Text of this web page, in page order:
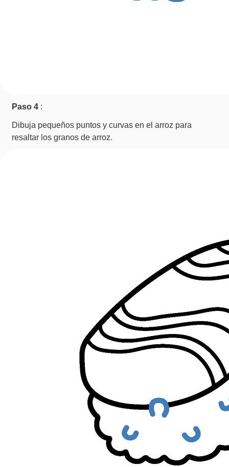
Paso 4 :
Dibuja pequeños puntos y curvas en el arroz para
resaltar los granos de arroz.